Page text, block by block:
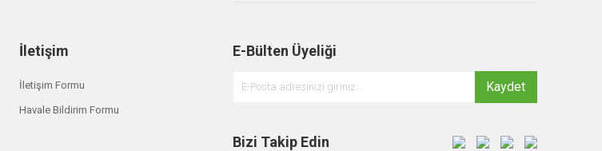
İletişim
İletişim Formu
Havale Bildirim Formu
E-Bülten Üyeliği
Kaydet
Bizi Takip Edin